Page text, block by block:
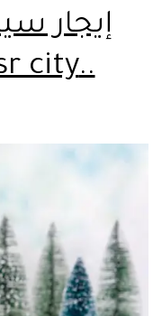
إيجار
..cars rent Nasr city